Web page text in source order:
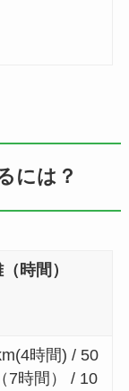
には？
時間）
時間) / 50
7時間） / 10